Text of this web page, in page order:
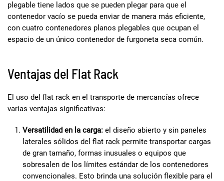
plegable tiene lados que se pueden plegar para que el
contenedor vacío se pueda enviar de manera más eficiente,
con cuatro contenedores planos plegables que ocupan el
espacio de un único contenedor de furgoneta seca común.
Ventajas del Flat Rack
El uso del flat rack en el transporte de mercancías ofrece
varias ventajas significativas:
Versatilidad en la carga: el diseño abierto y sin paneles
laterales sólidos del flat rack permite transportar cargas
de gran tamaño, formas inusuales o equipos que
sobresalen de los límites estándar de los contenedores
convencionales. Esto brinda una solución flexible para el